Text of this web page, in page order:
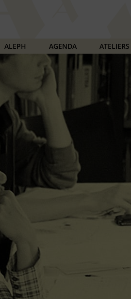
ALEPH AGENDA ATELIERS